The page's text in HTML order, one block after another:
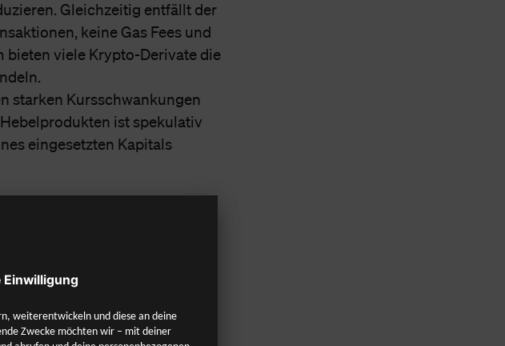
Gleichzeitig entfällt der
keine Gas Fees und
bieten viele Krypto-Derivate die
starken Kursschwankungen
ist spekulativ
eingesetzten Kapitals